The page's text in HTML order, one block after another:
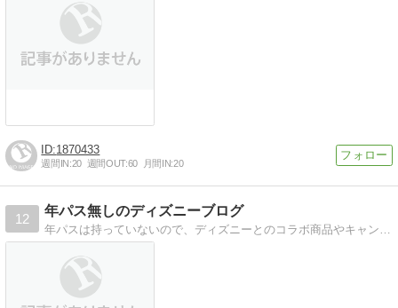
1870433
週間IN:20 週間OUT:60 月間IN:20
12
年パス無しのディズニーブログ